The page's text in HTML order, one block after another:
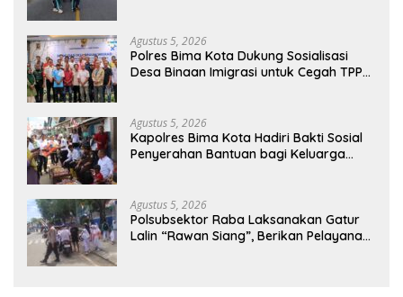
Agustus 5, 2026
Polres Bima Kota Dukung Sosialisasi
Desa Binaan Imigrasi untuk Cegah TPPO
Agustus 5, 2026
Kapolres Bima Kota Hadiri Bakti Sosial
Penyerahan Bantuan bagi Keluarga
Agustus 5, 2026
Polsubsektor Raba Laksanakan Gatur
Lalin “Rawan Siang”, Berikan Pelayanan